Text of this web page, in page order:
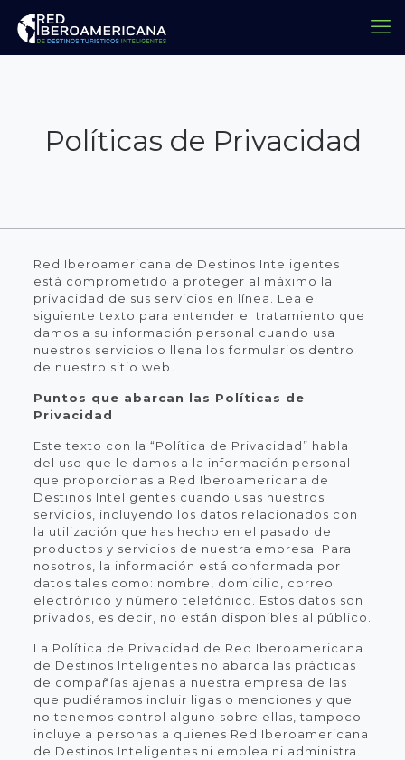
Políticas de Privacidad
Red Iberoamericana de Destinos Inteligentes
está comprometido a proteger al máximo la
privacidad de sus servicios en línea. Lea el
siguiente texto para entender el tratamiento que
damos a su información personal cuando usa
nuestros servicios o llena los formularios dentro
de nuestro sitio web.
Puntos que abarcan las Políticas de
Privacidad
Este texto con la “Política de Privacidad” habla
del uso que le damos a la información personal
que proporcionas a Red Iberoamericana de
Destinos Inteligentes cuando usas nuestros
servicios, incluyendo los datos relacionados con
la utilización que has hecho en el pasado de
productos y servicios de nuestra empresa. Para
nosotros, la información está conformada por
datos tales como: nombre, domicilio, correo
electrónico y número telefónico. Estos datos son
privados, es decir, no están disponibles al público.
La Política de Privacidad de Red Iberoamericana
de Destinos Inteligentes no abarca las prácticas
de compañías ajenas a nuestra empresa de las
que pudiéramos incluir ligas o menciones y que
no tenemos control alguno sobre ellas, tampoco
incluye a personas a quienes Red Iberoamericana
de Destinos Inteligentes ni emplea ni administra.